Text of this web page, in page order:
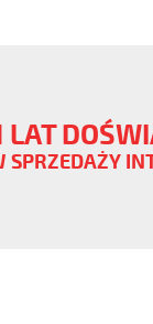
LAT
SPRZEDAŻY